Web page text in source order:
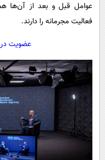
عوامل قبل و بعد از آن‌ها
فعالیت مجرمانه را دارند.
عضویت در